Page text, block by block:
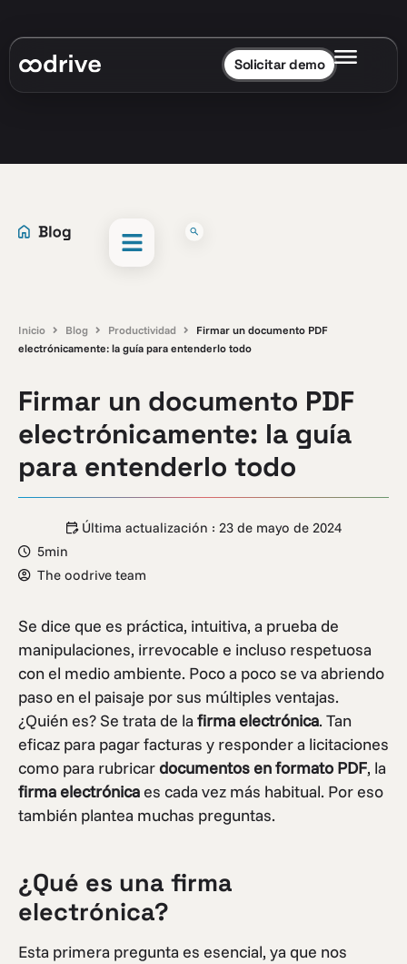
Solicitar demo
Inicio Blog Productividad
Firmar un documento PDF
electrónicamente: la guía para entenderlo todo
Firmar un documento PDF
electrónicamente: la guía
para entenderlo todo
Última actualización : 23 de mayo de 2024
5min
The oodrive team
Se dice que es práctica, intuitiva, a prueba de
manipulaciones, irrevocable e incluso respetuosa
con el medio ambiente. Poco a poco se va abriendo
paso en el paisaje por sus múltiples ventajas.
¿Quién es? Se trata de la firma electrónica. Tan
eficaz para pagar facturas y responder a licitaciones
como para rubricar documentos en formato PDF, la
firma electrónicaes cada vez más habitual. Por eso
también plantea muchas preguntas.
¿Qué es una firma
electrónica?
Esta primera pregunta es esencial, ya que nos